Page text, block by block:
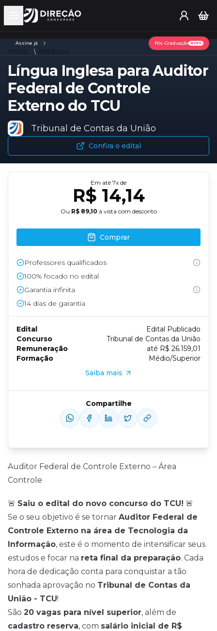
Open main menu
Assine já Pós-Graduação NOVO
Língua Inglesa para Auditor
Federal de Controle
Externo do TCU
Tribunal de Contas da União
Confira o edital
Auditor Federal de Controle Externo – Área
Controle
🚨 Saiu o edital do novo concurso do TCU! 🚨
Se o seu objetivo é se tornar Auditor Federal de
Controle Externo na área de Tecnologia da
Informação, este é o momento de intensificar seus
estudos e focar na reta final da preparação. Cada
hora de dedicação conta para conquistar a tão
sonhada aprovação no Tribunal de Contas da
União - TCU!
São 20 vagas para nível superior, além de
cadastro reserva, com salário inicial de R$
Em até 7x de
R$ 14,14
Ou R$ 89,10 à vista com desconto
Comprar
Professores qualificados
100% focado no edital
Garantia infinita
14 dias de garantia
Edital
Edital Publicado
Concurso
Tribunal de Contas da União
Remuneração
até R$ 26.159,01
Formação
Médio/Superior
Saiba mais
Compartilhe